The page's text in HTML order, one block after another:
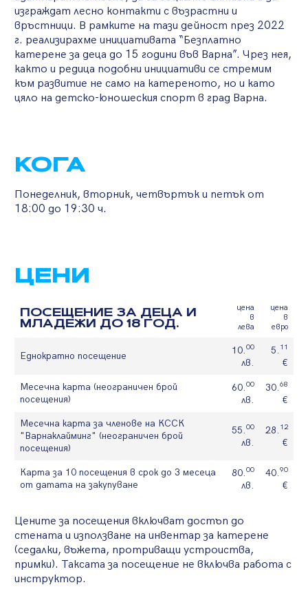
изграждат лесно контакти с възрастни и
връстници. В рамките на тази дейност през 2022
г. реализирахме инициативата “Безплатно
катерене за деца до 15 години във Варна”. Чрез нея,
както и редица подобни инициативи се стремим
към развитие не само на катереното, но и като
цяло на детско-юношеския спорт в град Варна.
КОГА
Понеделник, вторник, четвъртък и петък от
18:00 до 19:30 ч.
ЦЕНИ
ПОСЕЩЕНИЕ ЗА ДЕЦА И
МЛАДЕЖИ ДО 18 ГОД.
цена
в
лева
цена
в
евро
Еднократно посещение 10.00
лв.
5. 11
€
Месечна карта (неограничен брой
посещения)
60.00
лв.
30.68
€
Месечна карта за членове на КССК
"Варнаклайминг" (неограничен брой
посещения)
55.00
лв.
28. 12
€
Карта за 10 посещения в срок до 3 месеца
от датата на закупуване
80.00
лв.
40.90
€
Цените за посещения включват достъп до
стената и използване на инвентар за катерене
(седалки, въжета, протриващи устроиства,
примки). Таксата за посещение не включва работа с
инструктор.